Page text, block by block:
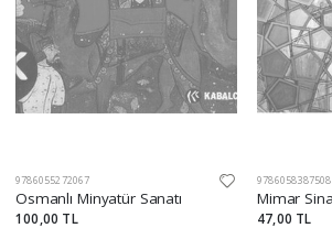
9786055272067
Osmanlı Minyatür Sanatı
100,00 TL
9786058387508
47,00 TL